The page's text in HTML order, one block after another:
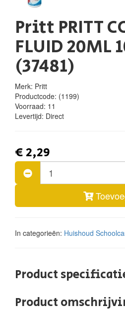
Pritt PRITT
FLUID 20ML
(37481)
Merk: Pritt
Productcode: (1199)
Voorraad: 11
Levertijd: Direct
€ 2,29
In categorieën: Huishoud
Product
Product